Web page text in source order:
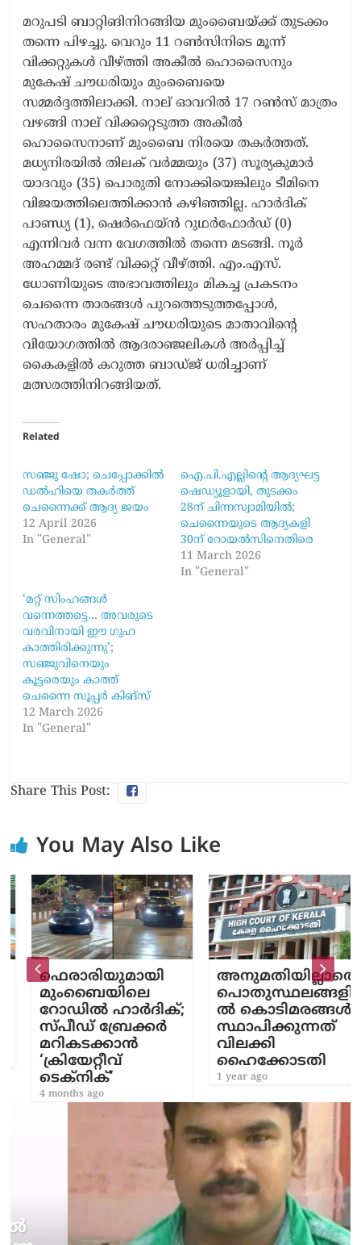
മറുപടി ബാറ്റിങിനിറങ്ങിയ മുംബൈയ്ക്ക് തുടക്കം
തന്നെ പിഴച്ചു. വെറും 11 റൺസിനിടെ മൂന്ന്
വിക്കറ്റുകൾ വീഴ്ത്തി അകീൽ ഹൊസൈനും
മുകേഷ് ചൗധരിയും മുംബൈയെ
സമ്മർദ്ദത്തിലാക്കി. നാല് ഓവറിൽ 17 റൺസ് മാത്രം
വഴങ്ങി നാല് വിക്കറ്റെടുത്ത അകീൽ
ഹൊസൈനാണ് മുംബൈ നിരയെ തകർത്തത്.
മധ്യനിരയിൽ തിലക് വർമ്മയും (37) സൂര്യകുമാർ
യാദവും (35) പൊരുതി നോക്കിയെങ്കിലും ടീമിനെ
വിജയത്തിലെത്തിക്കാൻ കഴിഞ്ഞില്ല. ഹാർദിക്
പാണ്ഡ്യ (1), ഷെർഫെയ്ൻ റുഥർഫോർഡ് (0)
എന്നിവർ വന്ന വേഗത്തിൽ തന്നെ മടങ്ങി. നൂർ
അഹമ്മദ് രണ്ട് വിക്കറ്റ് വീഴ്ത്തി. എം.എസ്.
ധോണിയുടെ അഭാവത്തിലും മികച്ച പ്രകടനം
ചെന്നൈ താരങ്ങൾ പുറത്തെടുത്തപ്പോൾ,
സഹതാരം മുകേഷ് ചൗധരിയുടെ മാതാവിന്റെ
വിയോഗത്തിൽ ആദരാഞ്ജലികൾ അർപ്പിച്ച്
കൈകളിൽ കറുത്ത ബാഡ്ജ് ധരിച്ചാണ്
മത്സരത്തിനിറങ്ങിയത്.
Related
സഞ്ജു ഷോ; ചെപ്പോക്കിൽ
ഡൽഹിയെ തകർത്ത്
ചെന്നൈക്ക് ആദ്യ ജയം
12 April 2026
In "General"
ഐ.പി.എല്ലിന്റെ ആദ്യഘട്ട
ഷെഡ്യൂളായി, തുടക്കം
28ന് ചിന്നസ്വാമിയിൽ;
ചെന്നൈയുടെ ആദ്യകളി
30ന് റോയൽസിനെതിരെ
11 March 2026
In "General"
‘മറ്റ് സിംഹങ്ങൾ
വന്നെത്തട്ടെ… അവരുടെ
വരവിനായി ഈ ഗുഹ
കാത്തിരിക്കുന്നു’;
സഞ്ജുവിനെയും
കൂട്ടരെയും കാത്ത്
ചെന്നൈ സൂപ്പർ കിങ്സ്
12 March 2026
In "General"
Share This Post:
You May Also Like
ഫെരാരിയുമായി
മുംബൈയിലെ
റോഡിൽ ഹാർദിക്;
സ്പീഡ് ബ്രേക്കർ
മറികടക്കാൻ
‘ക്രിയേറ്റീവ്
ടെക്നിക്’
4 months ago
അനുമതിയില്ലാതെ
പൊതുസ്ഥലങ്ങളി
ല്‍ കൊടിമരങ്ങള്‍
സ്ഥാപിക്കുന്നത്
വിലക്കി
ഹൈക്കോടതി
1 year ago